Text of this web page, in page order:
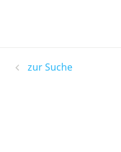
zur Suche